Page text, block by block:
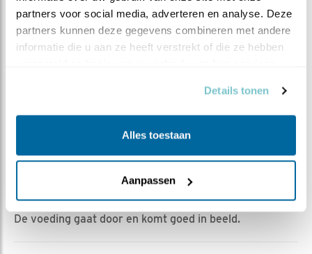
partners voor social media, adverteren en analyse. Deze
partners kunnen deze gegevens combineren met andere
informatie die u aan ze heeft verstrekt of die ze hebben
Details tonen
Alles toestaan
Aanpassen
DEEL DIT FILMPJE
Vrouw blijft bij haar plan
|
283x
Vrouw steenuil versleept een voorraadmuis om het
kuiken te gaan voeden, maar Man onderbreekt haar
door een hapje te brengen.
De voeding gaat door en komt goed in beeld.